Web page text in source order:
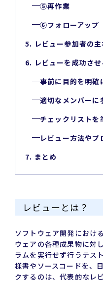
⑤再作業
⑥フォローアップ
5. レビュー参加者の主
6. レビューを成功さ
事前に目的を明確
適切なメンバーに
チェックリストを
レビュー方法や
7. まとめ
レビューとは？
ソフトウェア開発におけ
ウェアの各種成果物に対
ラムを実行せず行うテス
様書やソースコードを、
クするのは、代表的なレ